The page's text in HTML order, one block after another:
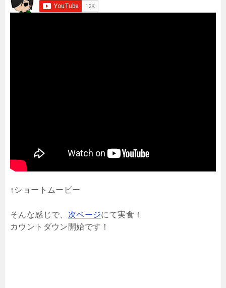
↑ショートムービー
そんな感じで、 次ページにて実食！
カウントダウン開始です！